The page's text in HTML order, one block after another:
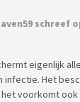
schreef
eigenlijk
infectie. Het
voorkomt